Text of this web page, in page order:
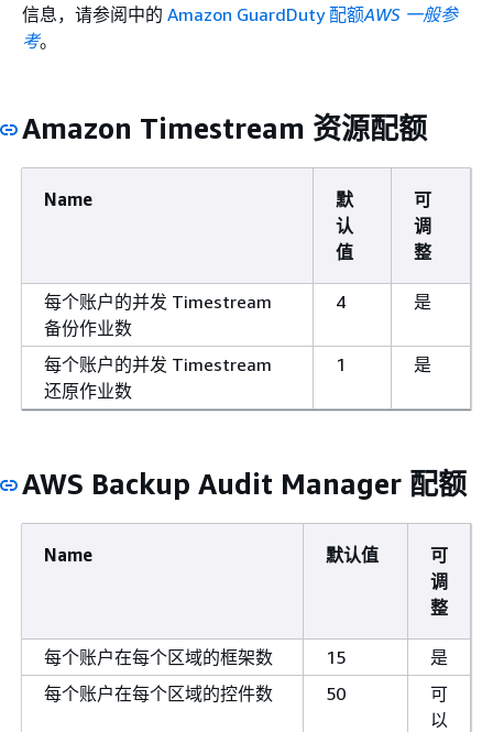
信息，请参阅中的 Amazon GuardDuty 配额AWS 一般参
考。
Amazon Timestream 资源配额
Name
默
认
值
可
调
整
每个账户的并发 Timestream
备份作业数
4 是
每个账户的并发 Timestream
还原作业数
1 是
AWS Backup Audit Manager 配额
Name 默认值
可
调
整
每个账户在每个区域的框架数 15
是
每个账户在每个区域的控件数
50
可
以